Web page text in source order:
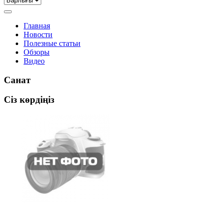
Главная
Новости
Полезные статьи
Обзоры
Видео
Санат
Сіз көрдіңіз